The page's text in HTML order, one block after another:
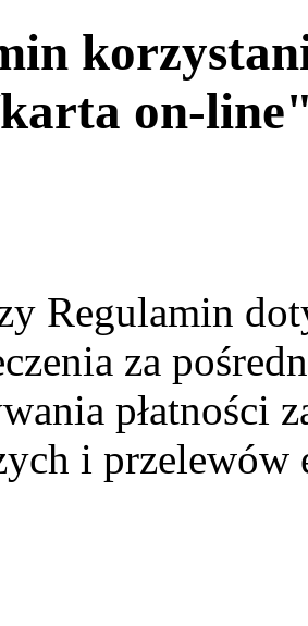
on-
Regulamin
za
płatności
i